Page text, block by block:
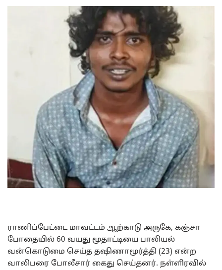
ராணிப்பேட்டை மாவட்டம் ஆற்காடு அருகே, கஞ்சா
போதையில் 60 வயது மூதாட்டியை பாலியல்
வன்கொடுமை செய்த தஷிணாமூர்த்தி (23) என்ற
வாலிபரை போலீசார் கைது செய்தனர். நள்ளிரவில்